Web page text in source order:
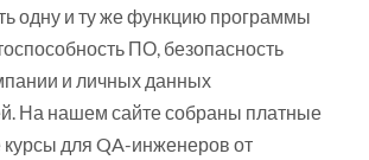
одну и ту же функцию программы
ПО, безопасность
и личных данных
На нашем сайте собраны платные
для QA-инженеров от